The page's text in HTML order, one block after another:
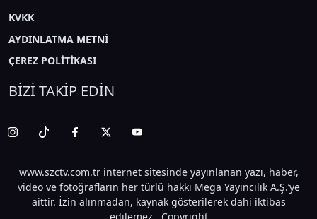
KVKK
AYDINLATMA METNİ
ÇEREZ POLİTİKASI
BİZİ TAKİP EDİN
www.szctv.com.tr internet sitesinde yayınlanan yazı, haber,
video ve fotoğrafların her türlü hakkı Mega Yayıncılık A.Ş.’ye
aittir. İzin alınmadan, kaynak gösterilerek dahi iktibas